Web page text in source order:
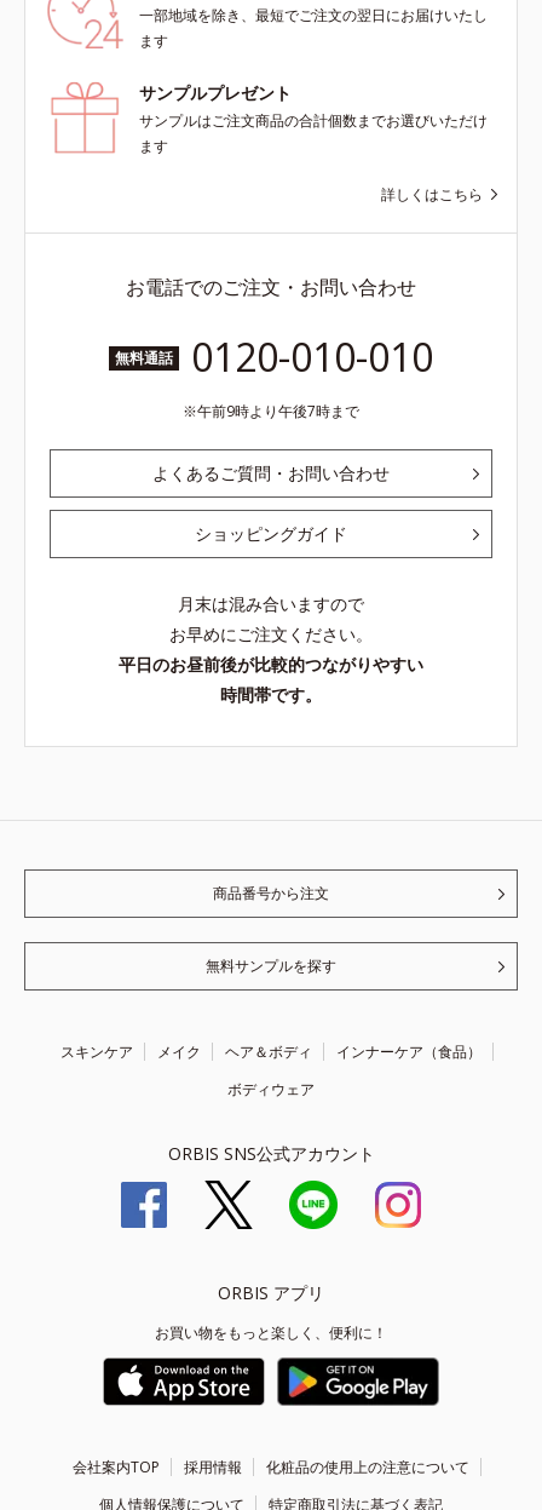
一部地域を除き、最短でご注文の翌日にお届けいたし
ます
サンプルプレゼント
サンプルはご注文商品の合計個数までお選びいただけ
ます
詳しくはこちら
お電話でのご注文・お問い合わせ
無料通話 0120-010-010
午前9時より午後7時まで
よくあるご質問・お問い合わせ
ショッピングガイド
月末は混み合いますので
お早めにご注文ください。
平日のお昼前後が比較的つながりやすい
時間帯です。
商品番号から注文
無料サンプルを探す
スキンケア メイク ヘア＆ボディ
インナーケア（食品）
ボディウェア
ORBIS SNS公式アカウント
ORBIS アプリ
お買い物をもっと楽しく、便利に！
会社案内TOP 採用情報
化粧品の使用上の注意について
個人情報保護について
特定商取引法に基づく表記